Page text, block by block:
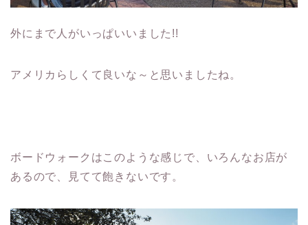
外にまで人がいっぱいいました!!
アメリカらしくて良いな～と思いましたね。
ボードウォークはこのような感じで、いろんなお店が
あるので、見てて飽きないです。